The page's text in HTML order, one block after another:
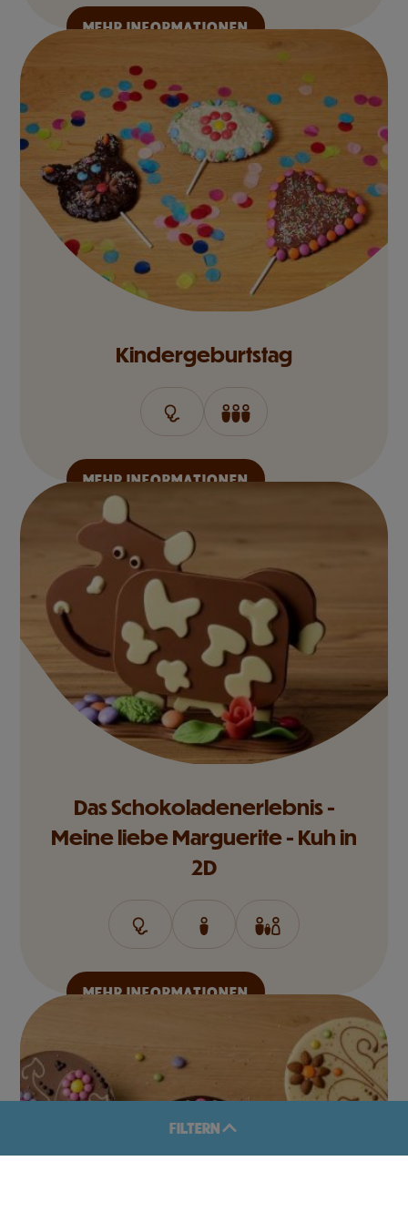
FILTERN
MEHR INFORMATIONEN
Kindergeburtstag
MEHR INFORMATIONEN
Das Schokoladenerlebnis -
Meine liebe Marguerite - Kuh in
2D
MEHR INFORMATIONEN